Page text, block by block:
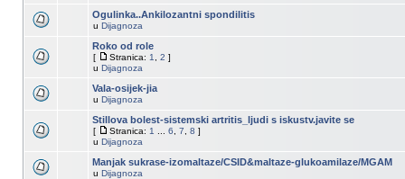
Ogulinka..Ankilozantni spondilitis
u Dijagnoza
Roko od role
[ Stranica: 1 2 ]
u Dijagnoza
Vala-osijek-jia
u Dijagnoza
Stillova bolest-sistemski artritis_ljudi s iskustv.javite se
[ Stranica: 1 6 7 8 ]
u Dijagnoza
Manjak sukrase-izomaltaze/CSID&maltaze-glukoamilaze/MGAM
u Dijagnoza